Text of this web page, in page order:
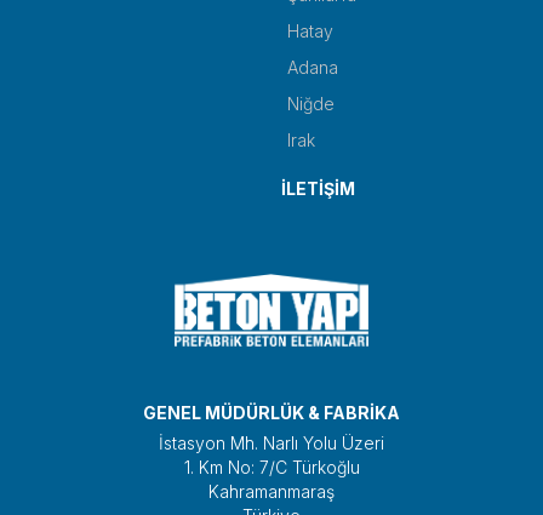
Hatay
Adana
Niğde
Irak
İLETİŞİM
GENEL MÜDÜRLÜK & FABRİKA
İstasyon Mh. Narlı Yolu Üzeri
1. Km No: 7/C Türkoğlu
Kahramanmaraş